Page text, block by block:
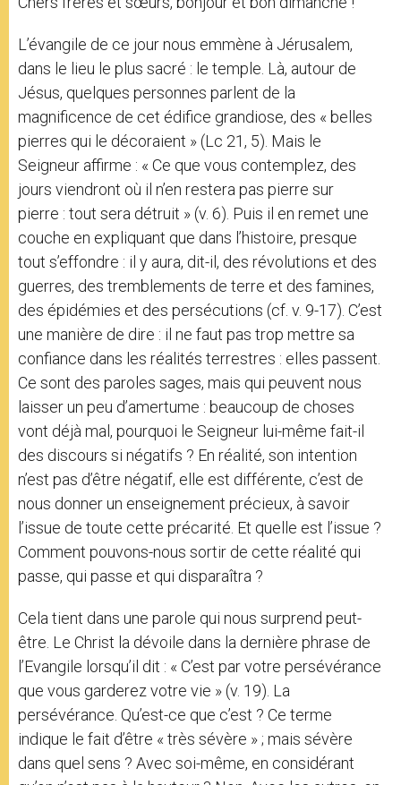
L’évangile de ce jour nous emmène à Jérusalem,
dans le lieu le plus sacré : le temple. Là, autour de
Jésus, quelques personnes parlent de la
magnificence de cet édifice grandiose, des « belles
pierres qui le décoraient » (Lc 21, 5). Mais le
Seigneur affirme : « Ce que vous contemplez, des
jours viendront où il n’en restera pas pierre sur
pierre : tout sera détruit » (v. 6). Puis il en remet une
couche en expliquant que dans l’histoire, presque
tout s’effondre : il y aura, dit-il, des révolutions et des
guerres, des tremblements de terre et des famines,
des épidémies et des persécutions (cf. v. 9-17). C’est
une manière de dire : il ne faut pas trop mettre sa
confiance dans les réalités terrestres : elles passent.
Ce sont des paroles sages, mais qui peuvent nous
laisser un peu d’amertume : beaucoup de choses
vont déjà mal, pourquoi le Seigneur lui-même fait-il
des discours si négatifs ? En réalité, son intention
n’est pas d’être négatif, elle est différente, c’est de
nous donner un enseignement précieux, à savoir
l’issue de toute cette précarité. Et quelle est l’issue ?
Comment pouvons-nous sortir de cette réalité qui
passe, qui passe et qui disparaîtra ?
Cela tient dans une parole qui nous surprend peut-
être. Le Christ la dévoile dans la dernière phrase de
l’Evangile lorsqu’il dit : « C’est par votre persévérance
que vous garderez votre vie » (v. 19). La
persévérance. Qu’est-ce que c’est ? Ce terme
indique le fait d’être « très sévère » ; mais sévère
dans quel sens ? Avec soi-même, en considérant